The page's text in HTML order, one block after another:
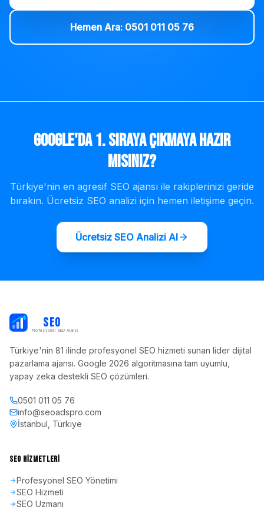
Hemen Ara: 0501 011 05 76
Google'da 1. Sıraya Çıkmaya Hazır
mısınız?
Türkiye'nin en agresif SEO ajansı ile rakiplerinizi geride
bırakın. Ücretsiz SEO analizi için hemen iletişime geçin.
Ücretsiz SEO Analizi Al
SEO
Profesyonel SEO Ajansı
Türkiye'nin 81 ilinde profesyonel SEO hizmeti sunan lider dijital
pazarlama ajansı. Google 2026 algoritmasına tam uyumlu,
yapay zeka destekli SEO çözümleri.
0501 011 05 76
info@seoadspro.com
İstanbul, Türkiye
SEO HIZMETLERI
Profesyonel SEO Yönetimi
SEO Hizmeti
SEO Uzmanı